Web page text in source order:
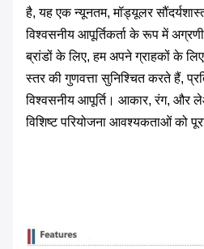
है, यह एक न्यूनतम, मॉड्यूलर
विश्वसनीय आपूर्तिकर्ता के रूप में
ब्रांडों के लिए, हम अपने ग्राहकों के
स्तर की गुणवत्ता सुनिश्चित करते हैं,
विश्वसनीय आपूर्ति। आकार, रंग,
विशिष्ट परियोजना आवश्यकताओं को